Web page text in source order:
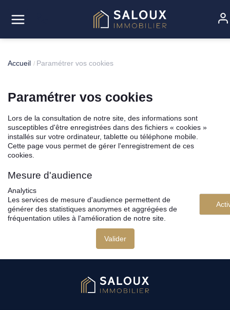
Acheter
Estimer
Vendre
Gérer
L'agence
Contact
Accueil Paramétrer vos cookies
Paramétrer vos cookies
Lors de la consultation de notre site, des informations sont
susceptibles d'être enregistrées dans des fichiers « cookies »
installés sur votre ordinateur, tablette ou téléphone mobile.
Cette page vous permet de gérer l'enregistrement de ces
cookies.
Mesure d'audience
Analytics
Les services de mesure d'audience permettent de
générer des statistiques anonymes et aggrégées de
fréquentation utiles à l'amélioration de notre site.
Valider